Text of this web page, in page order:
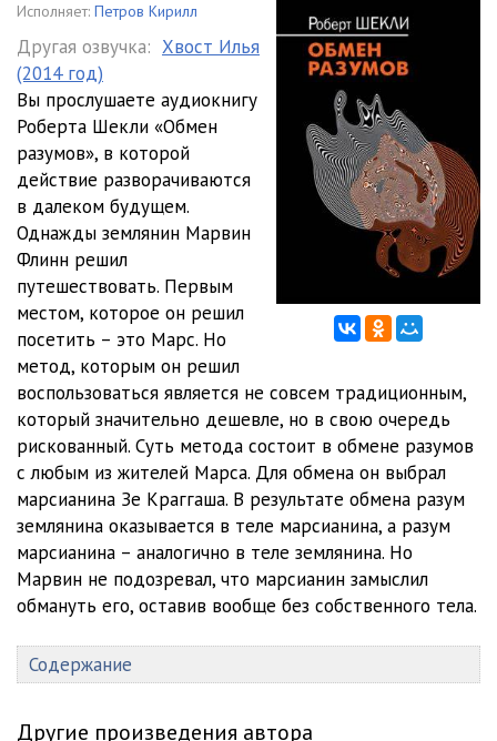
03_01_01
03_01_02
03_01_03 06:44
03_01_04 04:47
03_01_05 05:13
03_01_06
03_01_07
03_01_08 04:50
03_01_09 04:04
04_01_01 06:46
04_01_02 06:57
04_01_03
04_01_04 05:18
04_01_05 04:05
Исполняет: Петров Кирилл
Другая озвучка: Хвост Илья
(2014 год)
Вы прослушаете аудиокнигу
Роберта Шекли «Обмен
разумов», в которой
действие разворачиваются
в далеком будущем.
Однажды землянин Марвин
Флинн решил
путешествовать. Первым
местом, которое он решил
посетить – это Марс. Но
метод, которым он решил
воспользоваться является не совсем традиционным,
который значительно дешевле, но в свою очередь
рискованный. Суть метода состоит в обмене разумов
с любым из жителей Марса. Для обмена он выбрал
марсианина Зе Краггаша. В результате обмена разум
землянина оказывается в теле марсианина, а разум
марсианина – аналогично в теле землянина. Но
Марвин не подозревал, что марсианин замыслил
обмануть его, оставив вообще без собственного тела.
Содержание
Другие произведения автора